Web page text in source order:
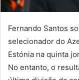
Fernando Santos
selecionador do
Estónia na quinta
No entanto, o